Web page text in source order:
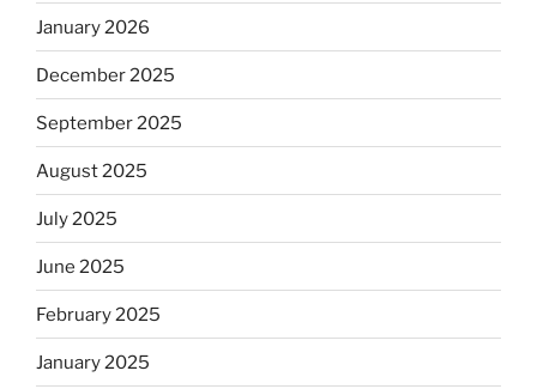
January 2026
December 2025
September 2025
August 2025
July 2025
June 2025
February 2025
January 2025